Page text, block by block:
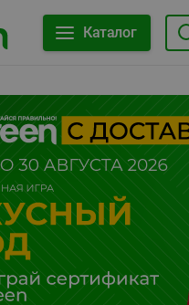
Каталог